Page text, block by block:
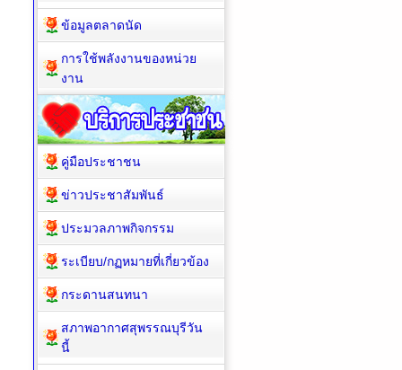
ข้อมูลตลาดนัด
การใช้พลังงานของหน่วย
งาน
คู่มือประชาชน
ข่าวประชาสัมพันธ์
ประมวลภาพกิจกรรม
ระเบียบ/กฏหมายที่เกี่ยวข้อง
กระดานสนทนา
สภาพอากาศสุพรรณบุรีวัน
นี้